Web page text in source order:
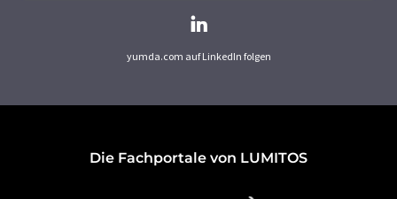
yumda.com auf LinkedIn folgen
Die Fachportale von LUMITOS